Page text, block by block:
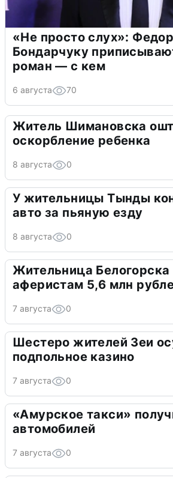
«Не просто слух»:
Бондарчуку
роман — с кем
6 августа 70
Житель Шимановска
оскорбление ребенка
8 августа 0
У жительницы Тынды
авто за пьяную езду
8 августа 0
Жительница Белогорска
аферистам 5,6 млн
7 августа 0
Шестеро жителей Зеи
подпольное казино
7 августа 0
«Амурское такси»
автомобилей
7 августа 0